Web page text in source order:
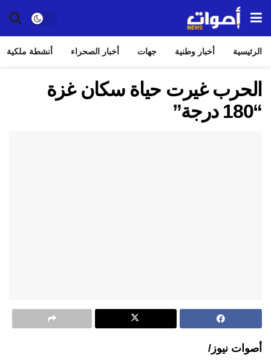
الرئيسية أخبار وطنية جهات أخبار الصحراء أنشطة ملكية
الحرب غيرت حياة سكان غزة
“180 درجة”
أصوات نيوز/